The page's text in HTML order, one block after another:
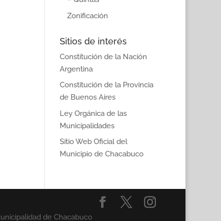
Zonificación
Sitios de interés
Constitución de la Nación
Argentina
Constitución de la Provincia
de Buenos Aires
Ley Orgánica de las
Municipalidades
Sitio Web Oficial del
Municipio de Chacabuco
de Chacabuco